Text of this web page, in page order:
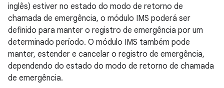
inglês) estiver no estado do modo de retorno de
chamada de emergência, o módulo IMS poderá ser
definido para manter o registro de emergência por um
determinado período. O módulo IMS também pode
manter, estender e cancelar o registro de emergência,
dependendo do estado do modo de retorno de chamada
de emergência.